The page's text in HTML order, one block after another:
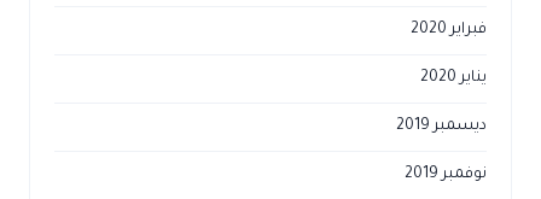
فبراير 2020
يناير 2020
ديسمبر 2019
نوفمبر 2019